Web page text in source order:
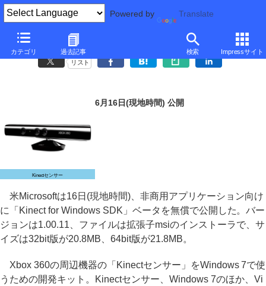
Powered by Translate
カテゴリ 過去記事 検索 Impressサイト
Microsoft、「Kinect for Windows SDK」ベータを公開
リスト
Kinectセンサー
6月16日(現地時間) 公開
米Microsoftは16日(現地時間)、非商用アプリケーション向け
に「Kinect for Windows SDK」ベータを無償で公開した。バー
ジョンは1.00.11、ファイルは拡張子msiのインストーラで、サ
イズは32bit版が20.8MB、64bit版が21.8MB。
Xbox 360の周辺機器の「Kinectセンサー」をWindows 7で使
うための開発キット。Kinectセンサー、Windows 7のほか、Vi